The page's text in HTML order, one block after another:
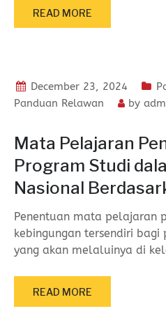
READ MORE
December 23, 2024
Panduan Relawan
by
Mata Pelajaran
Program Studi
Nasional
Penentuan mata pelajaran
kebingungan tersendiri
yang akan melaluinya di
READ MORE